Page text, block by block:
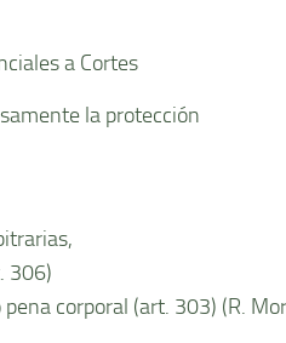
a Cortes
la protección
306)
corporal (art. 303) (R.